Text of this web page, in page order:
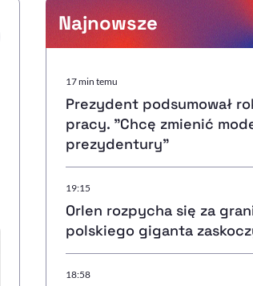
Ułatwienia dostępności
Sprawdź, jak i dlaczego zwiększamy
Najnowsze
17 min temu
Prezydent podsumował
pracy. "Chcę zmienić
prezydentury"
19:15
Orlen rozpycha się za
polskiego giganta
18:58